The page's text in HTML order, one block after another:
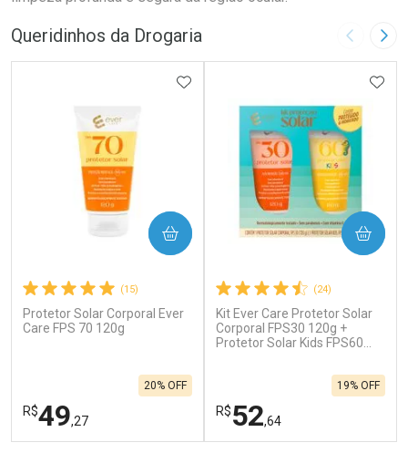
Queridinhos da Drogaria Imagem
(15)
Protetor Solar Corporal Ever
Care FPS 70 120g
R$49,27
20% OFF
ADICIONAR AOS FAVORITOS
COMPRAR
(24)
Kit Ever Care Protetor Solar
Corporal FPS30 120g +
Protetor Solar Kids FPS60
R$52,64
19% OFF
COMPRAR